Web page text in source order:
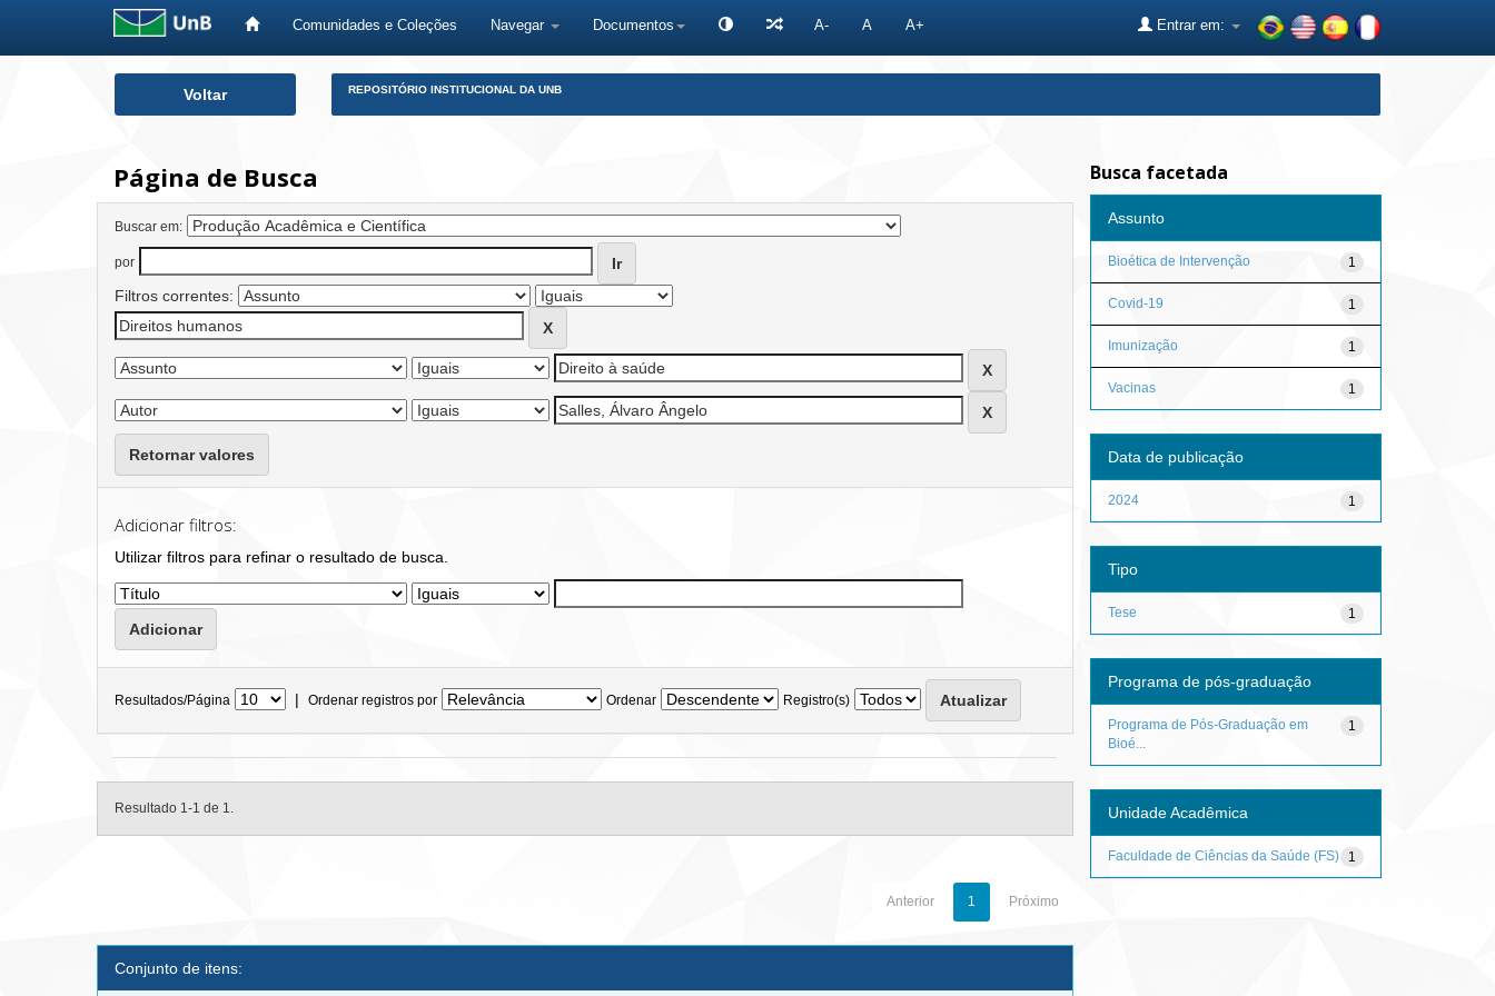
Comunidades e Coleções Navegar Documentos A- A A+ Entrar em:
Voltar REPOSITÓRIO INSTITUCIONAL DA UNB
Página de Busca
Buscar em:
por
Filtros correntes:
Retornar valores
Adicionar filtros:
Utilizar filtros para refinar o resultado de busca.
Resultados/Página | Ordenar registros por Ordenar Registro(s)
Resultado 1-1 de 1.
Anterior 1 Próximo
Conjunto de itens:
Busca facetada
Assunto
1
Bioética de Intervenção
1
Covid-19
1
Imunização
1
Vacinas
Data de publicação
1
2024
Tipo
1
Tese
Programa de pós-graduação
1
Programa de Pós-Graduação em
Bioé...
Unidade Acadêmica
1
Faculdade de Ciências da Saúde (FS)